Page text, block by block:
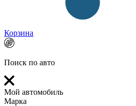
Корзина
Поиск по авто
Мой автомобиль
Марка